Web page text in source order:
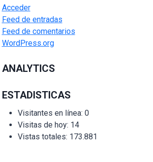
Acceder
Feed de entradas
Feed de comentarios
WordPress.org
ANALYTICS
ESTADISTICAS
Visitantes en línea: 0
Visitas de hoy: 14
Vistas totales: 173.881